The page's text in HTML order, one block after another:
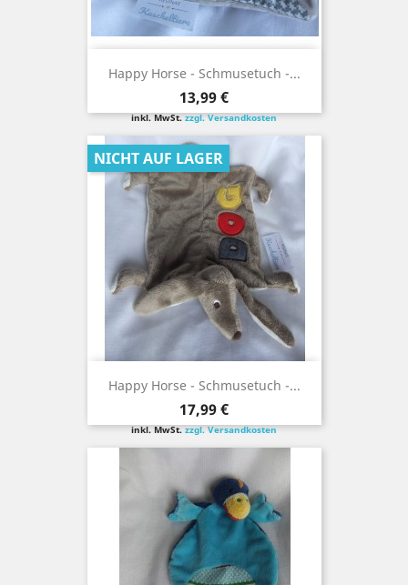
Happy Horse - Schmusetuch -...
Preis
13,99 €
inkl. MwSt.zzgl. Versandkosten
Happy Horse - Schmusetuch -...
Preis
17,99 €
inkl. MwSt.zzgl. Versandkosten
NICHT AUF LAGER